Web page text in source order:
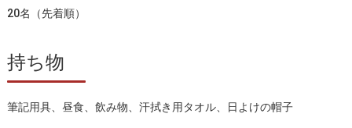
20名（先着順）
持ち物
筆記用具、昼食、飲み物、汗拭き用タオル、日よけの帽子